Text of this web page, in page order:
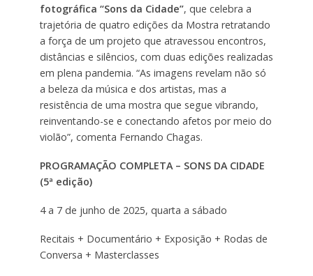
fotográfica “Sons da Cidade”, que celebra a
trajetória de quatro edições da Mostra retratando
a força de um projeto que atravessou encontros,
distâncias e silêncios, com duas edições realizadas
em plena pandemia. “As imagens revelam não só
a beleza da música e dos artistas, mas a
resistência de uma mostra que segue vibrando,
reinventando-se e conectando afetos por meio do
violão”, comenta Fernando Chagas.
PROGRAMAÇÃO COMPLETA – SONS DA CIDADE
(5ª edição)
4 a 7 de junho de 2025, quarta a sábado
Recitais + Documentário + Exposição + Rodas de
Conversa + Masterclasses